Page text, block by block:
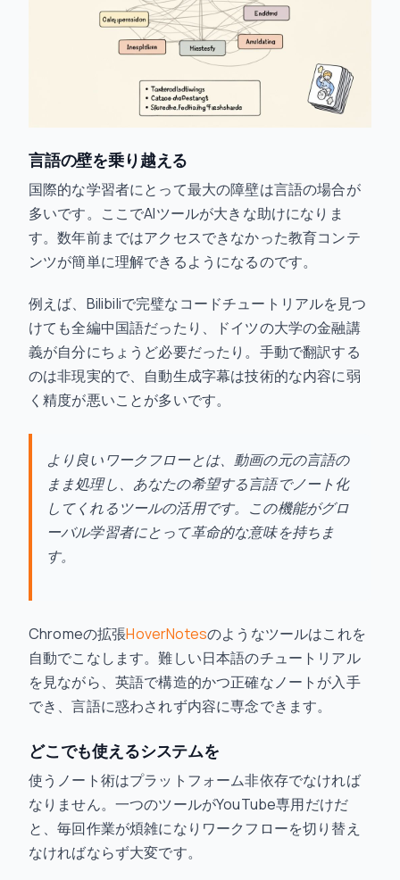
言語の壁を乗り越える
国際的な学習者にとって最大の障壁は言語の場合が
多いです。ここでAIツールが大きな助けになりま
す。数年前まではアクセスできなかった教育コンテ
ンツが簡単に理解できるようになるのです。
例えば、Bilibiliで完璧なコードチュートリアルを見つ
けても全編中国語だったり、ドイツの大学の金融講
義が自分にちょうど必要だったり。手動で翻訳する
のは非現実的で、自動生成字幕は技術的な内容に弱
く精度が悪いことが多いです。
より良いワークフローとは、動画の元の言語の
まま処理し、あなたの希望する言語でノート化
してくれるツールの活用です。この機能がグロ
ーバル学習者にとって革命的な意味を持ちま
す。
Chromeの拡張HoverNotesのようなツールはこれを
自動でこなします。難しい日本語のチュートリアル
を見ながら、英語で構造的かつ正確なノートが入手
でき、言語に惑わされず内容に専念できます。
どこでも使えるシステムを
使うノート術はプラットフォーム非依存でなければ
なりません。一つのツールがYouTube専用だけだ
と、毎回作業が煩雑になりワークフローを切り替え
なければならず大変です。